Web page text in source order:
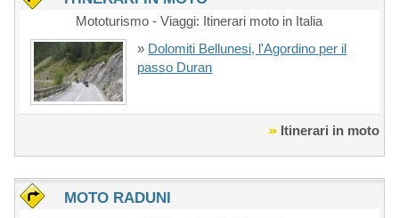
Mototurismo - Viaggi: Itinerari moto in Italia
» Dolomiti Bellunesi, l'Agordino per il
passo Duran
Itinerari in moto
MOTO RADUNI